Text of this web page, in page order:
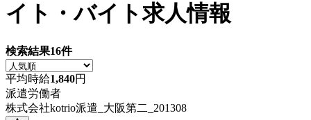
イト・バイト求人情報
検索結果16件
平均時給1,840円
派遣労働者
株式会社kotrio派遣_大阪第二_201308